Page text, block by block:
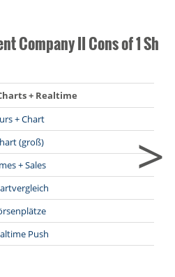
Company II Cons of 1 Sh
+ Realtime
+ Chart
(groß)
+ Sales
Push
>